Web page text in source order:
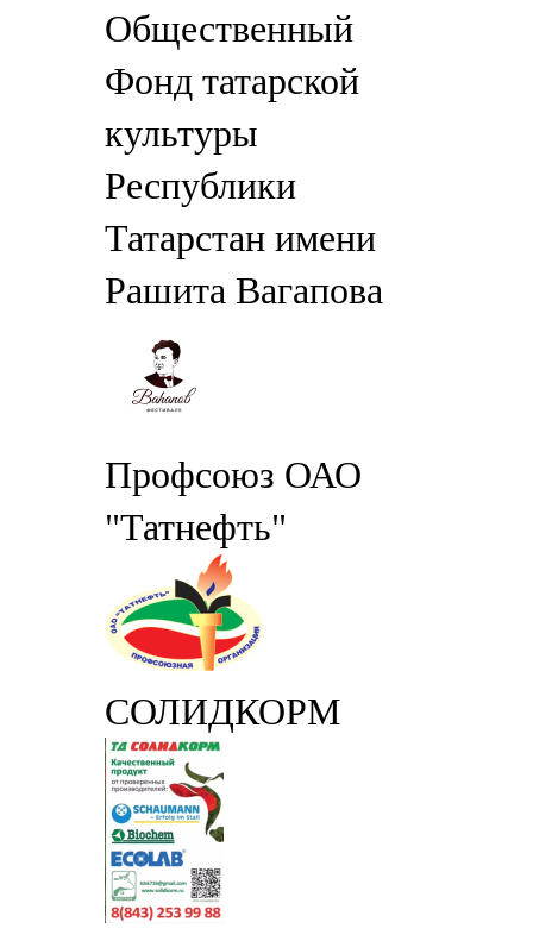
Общественный
Фонд татарской
культуры
Республики
Татарстан имени
Рашита Вагапова
Профсоюз ОАО
"Татнефть"
СОЛИДКОРМ